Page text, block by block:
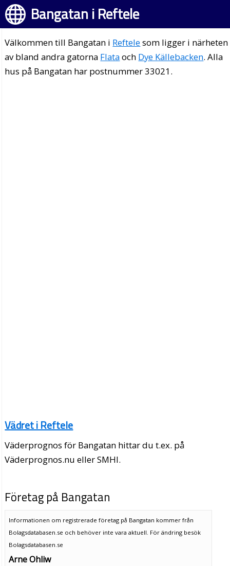
Bangatan i Reftele
Välkommen till Bangatan i Reftelesom ligger i närheten
av bland andra gatorna Flataoch Dye Källebacken. Alla
hus på Bangatan har postnummer 33021.
Vädret i Reftele
Väderprognos för Bangatan hittar du t.ex. på
Väderprognos.nu eller SMHI.
Företag på Bangatan
Informationen om registrerade företag på Bangatan kommer från
Bolagsdatabasen.se och behöver inte vara aktuell. För ändring besök
Bolagsdatabasen.se
Arne Ohliw